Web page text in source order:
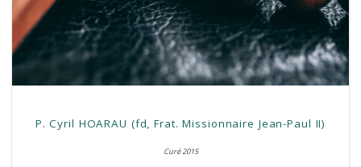
P. Cyril HOARAU (fd, Frat. Missionnaire Jean-Paul II)
Curé 2015